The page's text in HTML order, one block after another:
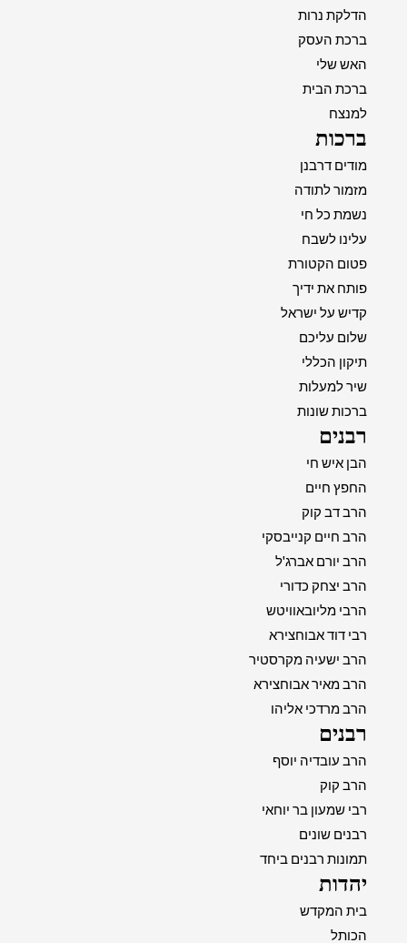
הדלקת נרות
ברכת העסק
האש שלי
ברכת הבית
למנצח
ברכות
מודים דרבנן
מזמור לתודה
נשמת כל חי
עלינו לשבח
פטום הקטורת
פותח את ידיך
קדיש על ישראל
שלום עליכם
תיקון הכללי
שיר למעלות
ברכות שונות
רבנים
הבן איש חי
החפץ חיים
הרב דב קוק
הרב חיים קנייבסקי
הרב יורם אברג'ל
הרב יצחק כדורי
הרבי מליובאוויטש
רבי דוד אבוחצירא
הרב ישעיה מקרסטיר
הרב מאיר אבוחצירא
הרב מרדכי אליהו
רבנים
הרב עובדיה יוסף
הרב קוק
רבי שמעון בר יוחאי
רבנים שונים
תמונות רבנים ביחד
יהדות
בית המקדש
הכותל